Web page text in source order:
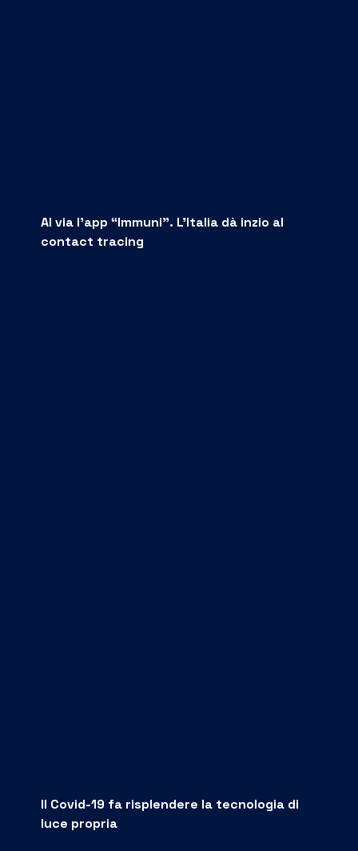
Al via l’app “Immuni”. L’Italia dà inzio al
contact tracing
Il Covid-19 fa risplendere la tecnologia di
luce propria